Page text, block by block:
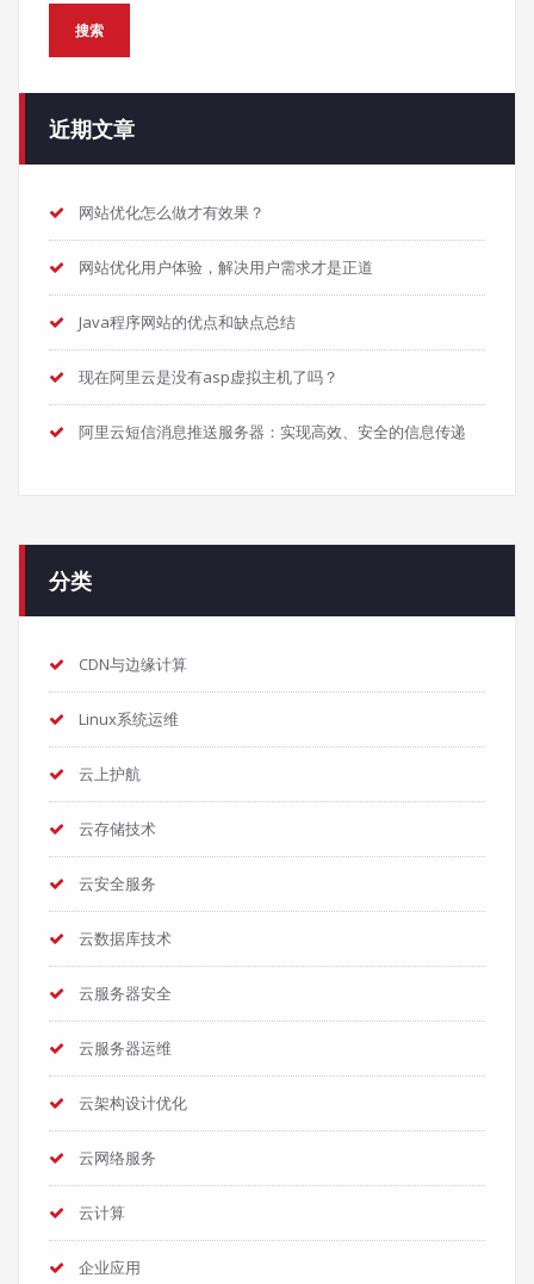
搜索
近期文章
网站优化怎么做才有效果？
网站优化用户体验，解决用户需求才是正道
Java程序网站的优点和缺点总结
现在阿里云是没有asp虚拟主机了吗？
阿里云短信消息推送服务器：实现高效、安全的信息传递
分类
CDN与边缘计算
Linux系统运维
云上护航
云存储技术
云安全服务
云数据库技术
云服务器安全
云服务器运维
云架构设计优化
云网络服务
云计算
企业应用